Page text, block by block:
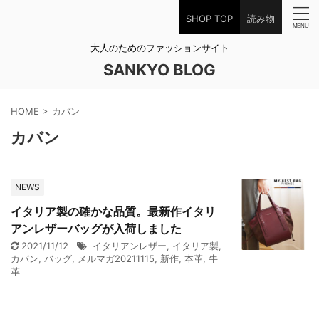
SHOP TOP 読み物
大人のためのファッションサイト
SANKYO BLOG
HOME > カバン
カバン
NEWS
イタリア製の確かな品質。最新作イタリ
アンレザーバッグが入荷しました
2021/11/12 イタリアンレザー, イタリア製,
カバン, バッグ, メルマガ20211115, 新作, 本革, 牛
革